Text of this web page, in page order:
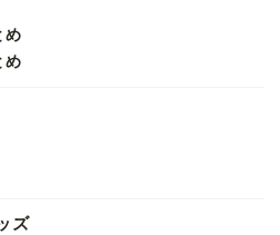
め
め
ズ